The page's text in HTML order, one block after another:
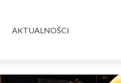
AKTUALNOŚCI